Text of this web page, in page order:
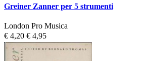
Greiner Zanner per 5 strumenti
London Pro Musica
€ 4,20 € 4,95